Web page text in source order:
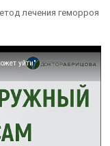
лечения геморроя
уйти"